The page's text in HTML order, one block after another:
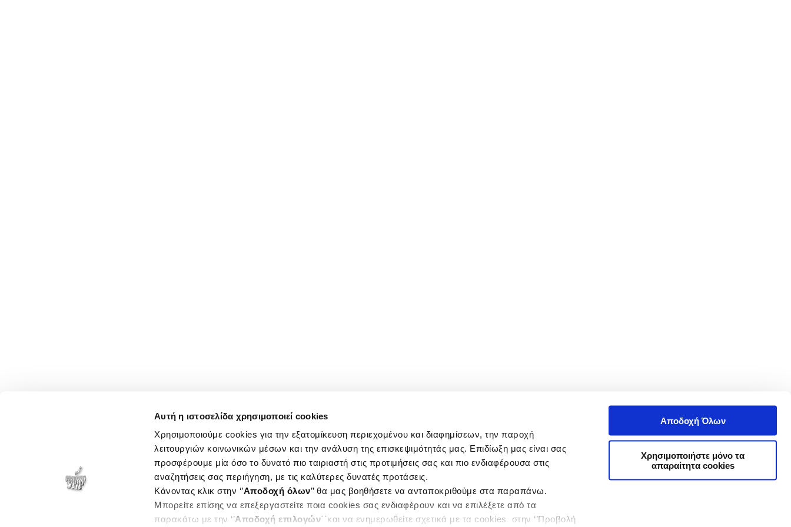
Αυτή η ιστοσελίδα χρησιμοποιεί cookies
Χρησιμοποιούμε cookies για την εξατομίκευση περιεχομένου και διαφημίσεων, την παροχή
λειτουργιών κοινωνικών μέσων και την ανάλυση της επισκεψιμότητάς μας. Επιδίωξη μας είναι σας
προσφέρουμε μία όσο το δυνατό πιο ταιριαστή στις προτιμήσεις σας και πιο ενδιαφέρουσα στις
αναζητήσεις σας περιήγηση, με τις καλύτερες δυνατές προτάσεις.
Κάνοντας κλικ στην ‘’Αποδοχή όλων’’ θα μας βοηθήσετε να ανταποκριθούμε στα παραπάνω.
Μπορείτε επίσης να επεξεργαστείτε ποια cookies σας ενδιαφέρουν και να επιλέξετε από τα
παρακάτω με την ‘’Αποδοχή επιλογών΄΄και να ενημερωθείτε σχετικά με τα cookies στην ‘’Προβολή
Αποδοχή Όλων
Χρησιμοποιήστε μόνο τα
απαραίτητα cookies